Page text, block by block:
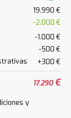
19.990 €
-2.000 €
-1.000 €
-500 €
+300 €
17.290€
y